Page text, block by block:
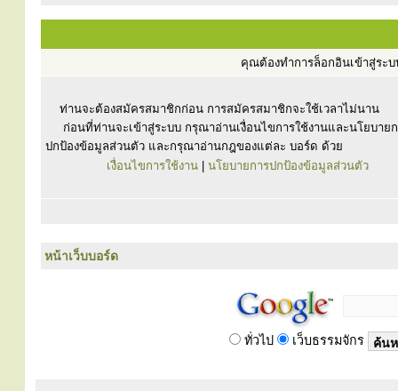
คุณต้องทำการล็อกอินเข้าสู่ระ
ท่านจะต้องสมัครสมาชิกก่อน การสมัครสมาชิกจะใช้เวลาไม่นาน
ก่อนที่ท่านจะเข้าสู่ระบบ กรุณาอ่านเงื่อนไขการใช้งานและนโยบาย
ปกป้องข้อมูลส่วนตัว และกรุณาอ่านกฎของแต่ละ บอร์ด ด้วย
เงื่อนไขการใช้งาน
นโยบายการปกป้องข้อมูลส่วนตัว
หน้าเว็บบอร์ด
ทั่วไป เว็บธรรมจักร